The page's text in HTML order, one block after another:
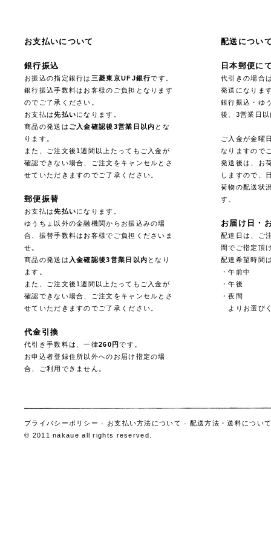
お支払いについて
銀行振込
お振込の指定銀行は 三菱東京UFJ銀行です。
銀行振込手数料はお客様のご負担となります
のでご了承ください。
お支払は先払いになります。
商品の発送は ご入金確認後3営業日以内 とな
ります。
また、ご注文後1週間以上たってもご入金が
確認できない場合、ご注文をキャンセルとさ
せていただきますのでご了承ください。
郵便振替
お支払は先払いになります。
ゆうちょ以外の金融機関からお振込みの場
合、振替手数料はお客様でご負担くださいま
せ。
商品の発送は 入金確認後3営業日以内 となり
ます。
また、ご注文後1週間以上たってもご入金が
確認できない場合、ご注文をキャンセルとさ
せていただきますのでご了承ください。
代金引換
代引き手数料は、一律260円です。
お申込者登録住所以外へのお届け指定の場
合、ご利用できません。
配送につい
日本郵便に
代引きの場合
発送になりま
銀行振込・ゆ
後、3営業日
ご入金が金曜
なりますので
発送後は、お
しますので、
荷物の配送状
す。
お届け日・
配達日は、ご
間でご指定頂
配達希望時間
・午前中
・午後
・夜間
よりお選び
プライバシーポリシー - お支払い方法について - 配送方法・送料につい
© 2011 nakaue all rights reserved.